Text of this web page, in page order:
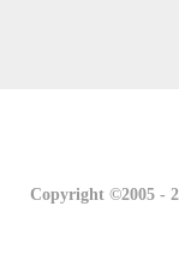
Copyright ©2005 -